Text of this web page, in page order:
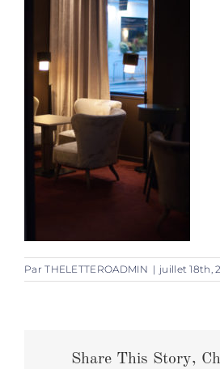
ParTHELETTEROADMIN | juillet 18th,
Share This Story,